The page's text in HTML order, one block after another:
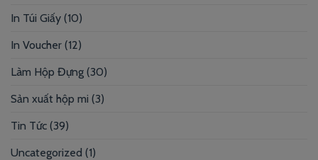
In Túi Giấy (10)
In Voucher (12)
Làm Hộp Đựng (30)
Sản xuất hộp mi (3)
Tin Tức (39)
Uncategorized (1)